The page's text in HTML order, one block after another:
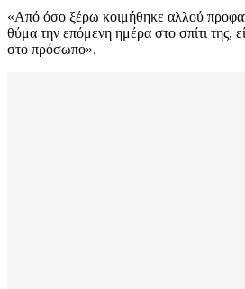
«Από όσο ξέρω κοιμήθηκε αλλού
θύμα την επόμενη ημέρα στο σπίτι της,
στο πρόσωπο».